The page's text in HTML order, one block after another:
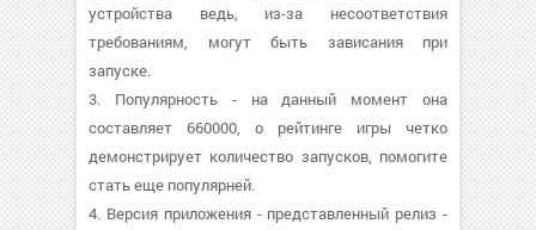
устройства ведь, из-за несоответствия
требованиям, могут быть зависания при
запуске.
3. Популярность - на данный момент она
составляет 660000, о рейтинге игры четко
демонстрирует количество запусков, помогите
стать еще популярней.
4. Версия приложения - представленный релиз -